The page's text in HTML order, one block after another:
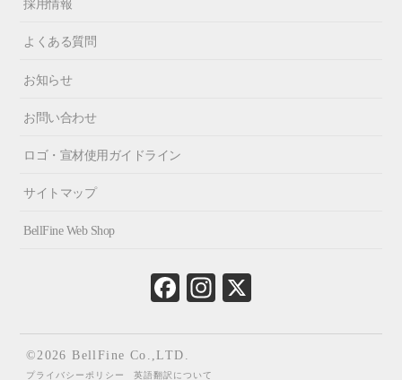
採用情報
よくある質問
お知らせ
お問い合わせ
ロゴ・宣材使用ガイドライン
サイトマップ
BellFine Web Shop
Fa
ce
ok
In
st
©2026 BellFine Co.,LTD.
プライバシーポリシー 英語翻訳について